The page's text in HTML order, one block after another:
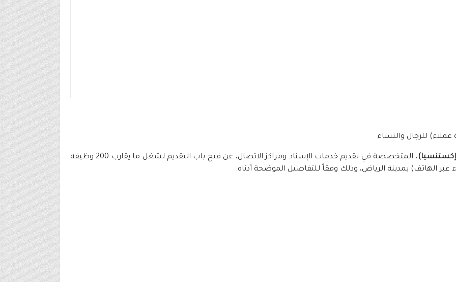
، المتخصصة في تقديم خدمات الإسناد ومراكز الاتصال، عن فتح باب التقديم لشغل ما يقارب 200 وظيفة
الهاتف) بمدينة الرياض، وذلك وفقاً للتفاصيل الموضحة أدناه.